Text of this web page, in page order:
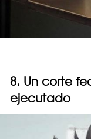
8. Un corte
ejecutado